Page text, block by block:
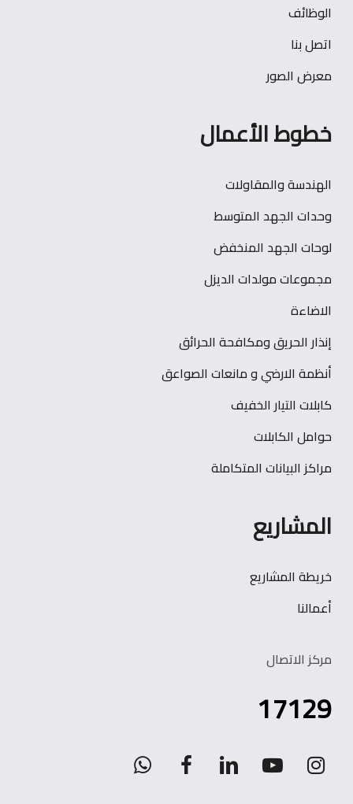
الوظائف
اتصل بنا
معرض الصور
خطوط الأعمال
الهندسة والمقاولات
وحدات الجهد المتوسط
لوحات الجهد المنخفض
مجموعات مولدات الديزل
الاضاءة
إنذار الحريق ومكافحة الحرائق
أنظمة الارضي و مانعات الصواعق
كابلات التيار الخفيف
حوامل الكابلات
مراكز البيانات المتكاملة
المشاريع
خريطة المشاريع
أعمالنا
مركز الاتصال
17129
WhatsAppfacebook linkedin youtubeinstagram